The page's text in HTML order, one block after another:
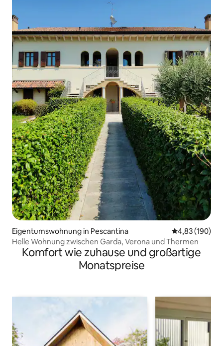
Eigentumswohnung in Pescantina
4,83 (190)
Helle Wohnung zwischen Garda, Verona und Thermen
Komfort wie zuhause und großartige
Monatspreise